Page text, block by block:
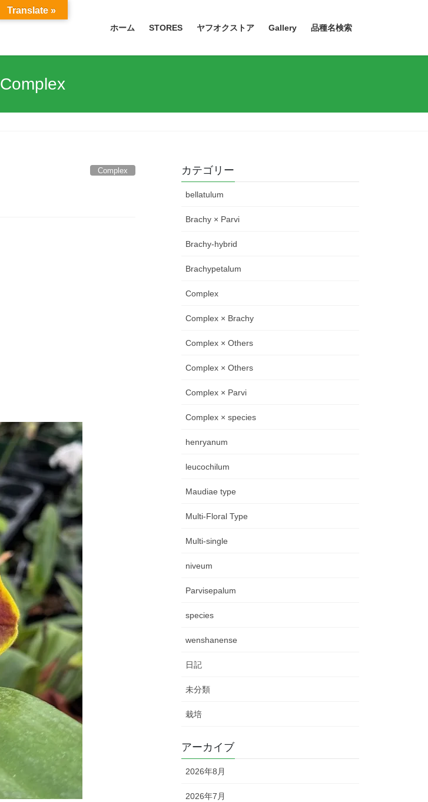
ホーム STORES ヤフオクストア Gallery 品種名検索
Complex
Complex カテゴリー
bellatulum
Brachy × Parvi
Brachy-hybrid
Brachypetalum
Complex
Complex × Brachy
Complex × Others
Complex × Others
Complex × Parvi
Complex × species
henryanum
leucochilum
Maudiae type
Multi-Floral Type
Multi-single
niveum
Parvisepalum
species
wenshanense
日記
未分類
栽培
アーカイブ
2026年8月
2026年7月
Translate »